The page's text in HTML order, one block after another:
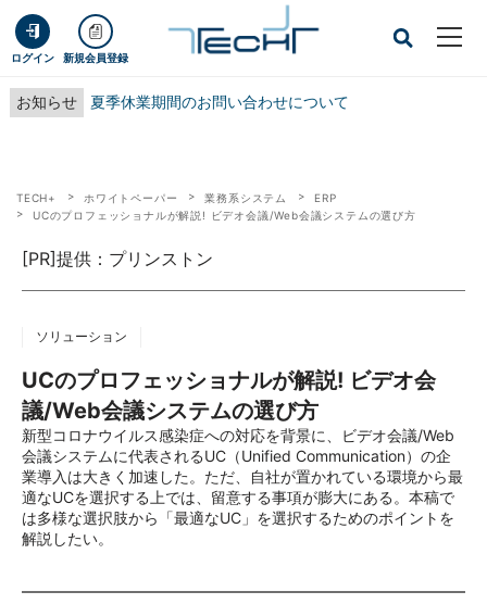
ログイン 新規会員登録
お知らせ 夏季休業期間のお問い合わせについて
TECH+ ホワイトペーパー 業務系システム
ERP
UCのプロフェッショナルが解説! ビデオ会議/Web会議システムの選び方
[PR]提供：プリンストン
ソリューション
UCのプロフェッショナルが解説! ビデオ会
議/Web会議システムの選び方
新型コロナウイルス感染症への対応を背景に、ビデオ会議/Web
会議システムに代表されるUC（Unified Communication）の企
業導入は大きく加速した。ただ、自社が置かれている環境から最
適なUCを選択する上では、留意する事項が膨大にある。本稿で
は多様な選択肢から「最適なUC」を選択するためのポイントを
解説したい。